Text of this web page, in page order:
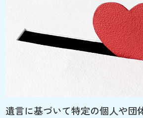
遺言に基づいて特定の個人や団